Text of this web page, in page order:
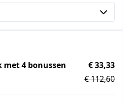
met 4 bonussen
€ 33,33
€ 112,60